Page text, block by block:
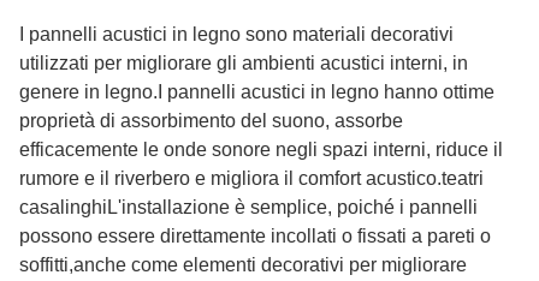
I pannelli acustici in legno sono materiali decorativi
utilizzati per migliorare gli ambienti acustici interni, in
genere in legno.I pannelli acustici in legno hanno ottime
proprietà di assorbimento del suono, assorbe
efficacemente le onde sonore negli spazi interni, riduce il
rumore e il riverbero e migliora il comfort acustico.teatri
casalinghiL'installazione è semplice, poiché i pannelli
possono essere direttamente incollati o fissati a pareti o
soffitti,anche come elementi decorativi per migliorare